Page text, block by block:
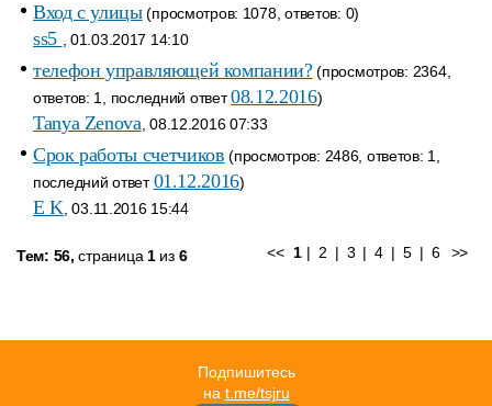
Вход с улицы(просмотров: 1078, ответов: 0)
ss5 , 01.03.2017 14:10
телефон управляющей компании?(просмотров: 2364,
ответов: 1, последний ответ08.12.2016)
Tanya Zenova , 08.12.2016 07:33
Срок работы счетчиков (просмотров: 2486, ответов: 1,
последний ответ01.12.2016)
E K , 03.11.2016 15:44
Тем: 56, страница 1из 6 << 1| 2 | 3 | 4 | 5 | 6 >>
Подпишитесь
на t.me/tsjru